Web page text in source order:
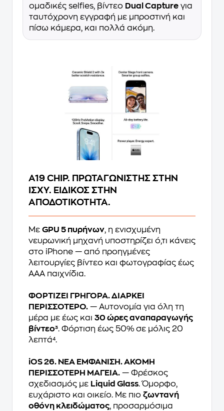
ομαδικές selfies, βίντεο Dual Capture για
ταυτόχρονη εγγραφή με μπροστινή και
πίσω κάμερα, και πολλά ακόμη.
A19 CHIP. ΠΡΩΤΑΓΩΝΙΣΤΗΣ ΣΤΗΝ
ΙΣΧΥ. ΕΙΔΙΚΟΣ ΣΤΗΝ
ΑΠΟΔΟΤΙΚΟΤΗΤΑ.
Με GPU 5 πυρήνων, η ενισχυμένη
νευρωνική μηχανή υποστηρίζει ό,τι κάνεις
στο iPhone — από προηγμένες
λειτουργίες βίντεο και φωτογραφίας έως
AAA παιχνίδια.
ΦΟΡΤΙΖΕΙ ΓΡΗΓΟΡΑ. ΔΙΑΡΚΕΙ
ΠΕΡΙΣΣΟΤΕΡΟ. — Αυτονομία για όλη τη
μέρα με έως και 30 ώρες αναπαραγωγής
βίντεο³. Φόρτιση έως 50% σε μόλις 20
λεπτά⁴.
iOS 26. ΝΕΑ ΕΜΦΑΝΙΣΗ. ΑΚΟΜΗ
ΠΕΡΙΣΣΟΤΕΡΗ ΜΑΓΕΙΑ. — Φρέσκος
σχεδιασμός με Liquid Glass. Όμορφο,
ευχάριστο και οικείο. Με πιο ζωντανή
οθόνη κλειδώματος, προσαρμόσιμα